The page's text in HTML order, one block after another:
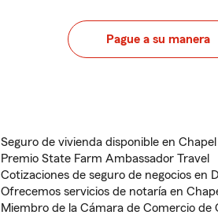
Pague a su manera
Seguro de vivienda disponible en
Premio State Farm Ambassador Travel
Cotizaciones de seguro de negocios en
Ofrecemos servicios de notaría en
Miembro de la Cámara de Comercio de